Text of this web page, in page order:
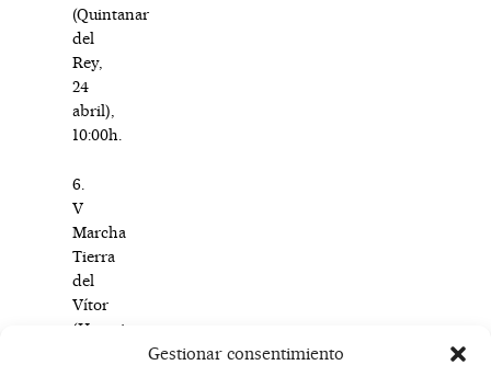
Gestionar consentimiento
(Quintanar
del
Rey,
24
abril),
10:00h.
6.
V
Marcha
Tierra
del
Vítor
(Horcajo